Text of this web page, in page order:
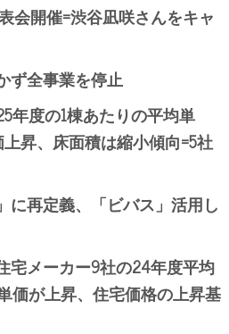
会開催=渋谷凪咲さんをキャ
ず全事業を停止
年度の1棟あたりの平均単
昇、床面積は縮小傾向=5社
に再定義、「ビバス」活用し
宅メーカー9社の24年度平均
価が上昇、住宅価格の上昇基